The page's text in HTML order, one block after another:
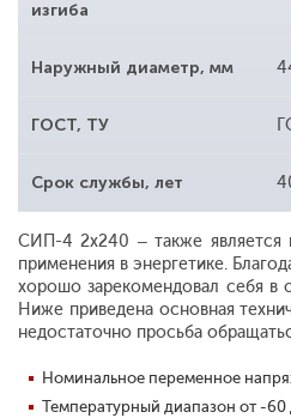
изгиба
Наружный диаметр, мм
ГОСТ, ТУ
Срок службы, лет
СИП-4 2x240 – также является
применения в энергетике.
хорошо зарекомендовал себя в
Ниже приведена основная
недостаточно просьба
Номинальное переменное
Температурный диапазон от -60